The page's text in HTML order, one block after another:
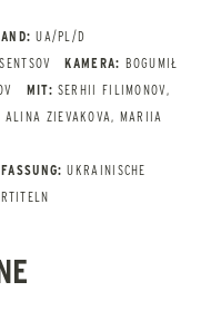
UA/PL/D
KAMERA: BOGUMIŁ
MIT: SERHII FILIMONOV,
ALINA ZIEVAKOVA, MARIIA
FASSUNG: UKRAINISCHE